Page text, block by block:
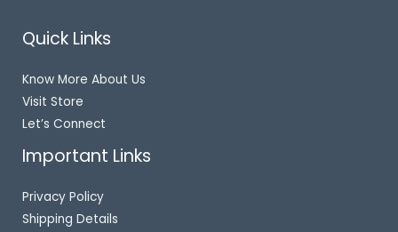
Quick Links
Know More About Us
Visit Store
Let’s Connect
Important Links
Privacy Policy
Shipping Details